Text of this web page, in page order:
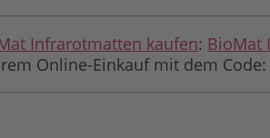
Infrarotmatten kaufen: BioMat
Online-Einkauf mit dem Code: